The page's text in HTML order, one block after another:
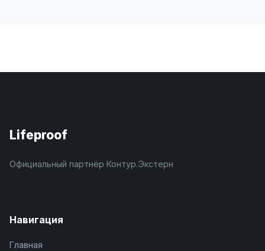
Lifeproof
Официальный партнёр Контур.Экстерн
Навигация
Главная